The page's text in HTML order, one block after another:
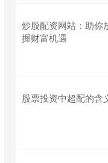
炒股配资网站：助你
握财富机遇
股票投资中超配的含